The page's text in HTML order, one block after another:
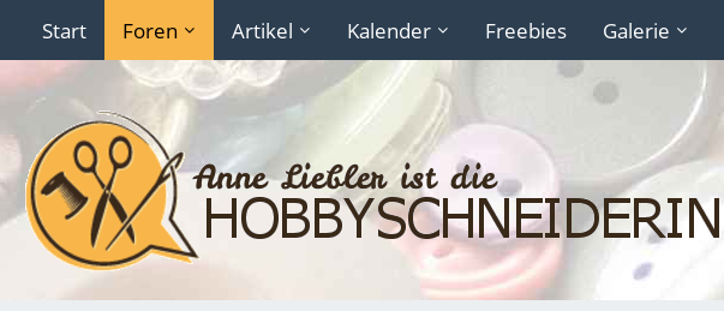
Start Foren Artikel Kalender Freebies Galerie